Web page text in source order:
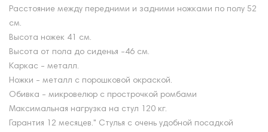
Расстояние между передними и задними ножками по полу 52
см.
Высота ножек 41 см.
Высота от пола до сиденья -46 см.
Каркас - металл.
Ножки - металл с порошковой окраской.
Обивка - микровелюр с прострочкой ромбами
Максимальная нагрузка на стул 120 кг.
Гарантия 12 месяцев." Стулья с очень удобной посадкой